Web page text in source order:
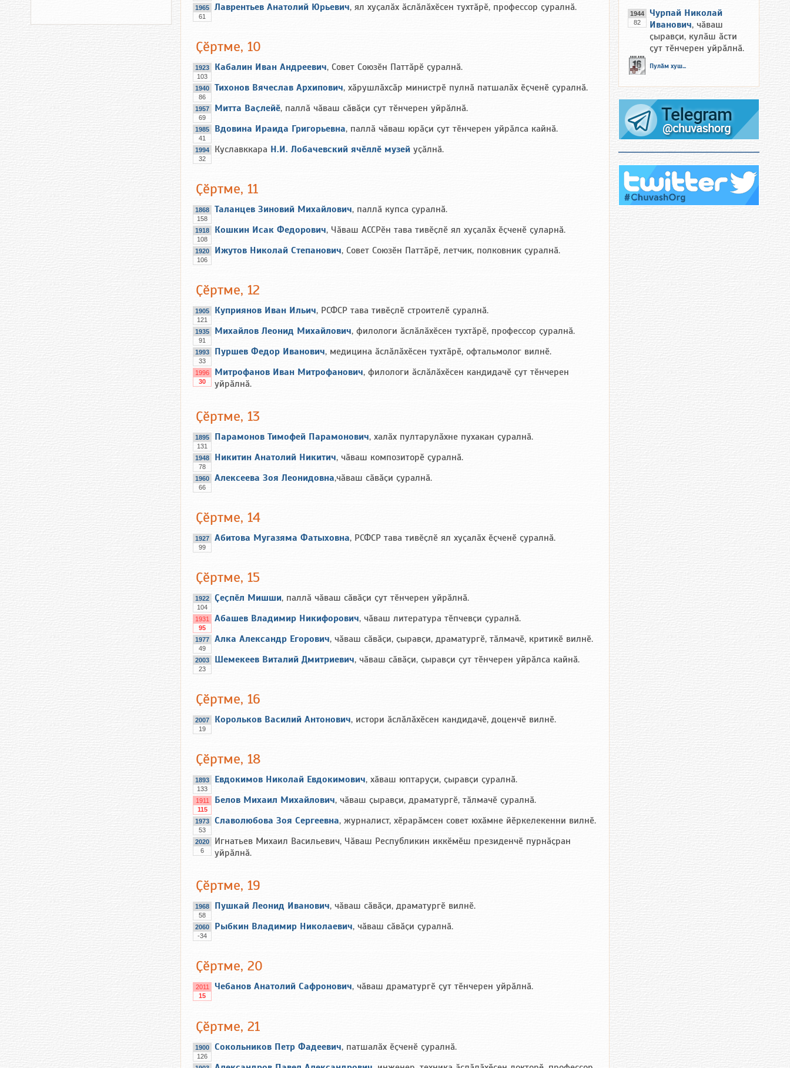
1965
61
Лаврентьев Анатолий Юрьевич, ял хуҫалӑх ӑслӑлӑхӗсен тухтӑрӗ, профессор ҫуралнӑ.
Ҫӗртме, 10
1923
103
Кабалин Иван Андреевич, Совет Союзӗн Паттӑрӗ ҫуралнӑ.
1940
86
Тихонов Вячеслав Архипович, хӑрушлӑхсӑр министрӗ пулнӑ патшалӑх ӗҫченӗ ҫуралнӑ.
1957
69
Митта Ваҫлейӗ, паллӑ чӑваш сӑвӑҫи ҫут тӗнчерен уйрӑлнӑ.
1985
41
Вдовина Ираида Григорьевна, паллӑ чӑваш юрӑҫи ҫут тӗнчерен уйрӑлса кайнӑ.
1994
32
Куславккара Н.И. Лобачевский ячӗллӗ музей уҫӑлнӑ.
Ҫӗртме, 11
1868
158
Таланцев Зиновий Михайлович, паллӑ купса ҫуралнӑ.
1918
108
Кошкин Исак Федорович, Чӑваш АССРӗн тава тивӗҫлӗ ял хуҫалӑх ӗҫченӗ ҫуларнӑ.
1920
106
Ижутов Николай Степанович, Совет Союзӗн Паттӑрӗ, летчик, полковник ҫуралнӑ.
Ҫӗртме, 12
1905
121
Куприянов Иван Ильич, РСФСР тава тивӗҫлӗ строителӗ ҫуралнӑ.
1935
91
Михайлов Леонид Михайлович, филологи ӑслӑлӑхӗсен тухтӑрӗ, профессор ҫуралнӑ.
1993
33
Пуршев Федор Иванович, медицина ӑслӑлӑхӗсен тухтӑрӗ, офтальмолог вилнӗ.
1996
30
Митрофанов Иван Митрофанович, филологи ӑслӑлӑхӗсен кандидачӗ ҫут тӗнчерен
уйрӑлнӑ.
Ҫӗртме, 13
1895
131
Парамонов Тимофей Парамонович, халӑх пултарулӑхне пухакан ҫуралнӑ.
1948
78
Никитин Анатолий Никитич, чӑваш композиторӗ ҫуралнӑ.
1960
66
Алексеева Зоя Леонидовна,чӑваш сӑвӑҫи ҫуралнӑ.
Ҫӗртме, 14
1927
99
Абитова Мугазяма Фатыховна, РСФСР тава тивӗҫлӗ ял хуҫалӑх ӗҫченӗ ҫуралнӑ.
Ҫӗртме, 15
1922
104
Ҫеҫпӗл Мишши, паллӑ чӑваш сӑвӑҫи ҫут тӗнчерен уйрӑлнӑ.
1931
95
Абашев Владимир Никифорович, чӑваш литература тӗпчевҫи ҫуралнӑ.
1977
49
Алка Александр Егорович, чӑваш сӑвӑҫи, ҫыравҫи, драматургӗ, тӑлмачӗ, критикӗ вилнӗ.
2003
23
Шемекеев Виталий Дмитриевич, чӑваш сӑвӑҫи, ҫыравҫи ҫут тӗнчерен уйрӑлса кайнӑ.
Ҫӗртме, 16
2007
19
Корольков Василий Антонович, истори ӑслӑлӑхӗсен кандидачӗ, доценчӗ вилнӗ.
Ҫӗртме, 18
1893
133
Евдокимов Николай Евдокимович, xӑваш юптаруҫи, ҫыравҫи ҫуралнӑ.
1911
115
Белов Михаил Михайлович, чӑваш ҫыравҫи, драматургӗ, тӑлмачӗ ҫуралнӑ.
1973
53
Славолюбова Зоя Сергеевна, журналист, хӗрарӑмсен совет юхӑмне йӗркелекенни вилнӗ.
2020
6
Игнатьев Михаил Васильевич, Чӑваш Республикин иккӗмӗш президенчӗ пурнӑҫран
уйрӑлнӑ.
Ҫӗртме, 19
1968
58
Пушкай Леонид Иванович, чӑваш сӑвӑҫи, драматургӗ вилнӗ.
2060
-34
Рыбкин Владимир Николаевич, чӑваш сӑвӑҫи ҫуралнӑ.
Ҫӗртме, 20
2011
15
Чебанов Анатолий Сафронович, чӑваш драматургӗ ҫут тӗнчерен уйрӑлнӑ.
Ҫӗртме, 21
1900
126
Сокольников Петр Фадеевич, патшалӑх ӗҫченӗ ҫуралнӑ.
1944
82
Чурпай Николай
Иванович, чӑваш
ҫыравҫи, кулӑш ӑсти
ҫут тӗнчерен уйрӑлнӑ.
Пулӑм хуш...